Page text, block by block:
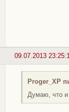
09.07.2013
Proger_XP
Думаю, что и